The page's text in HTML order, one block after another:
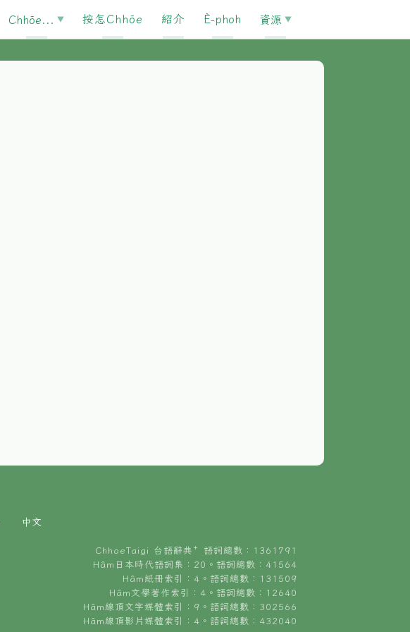
Chhōe... 按怎Chhōe 紹介 È-phoh 資源
中文
ChhoeTaigi 台語辭典⁺ 語詞總數：1361791
Hâm日本時代語詞集：20。語詞總數：41564
Hâm紙冊索引：4。語詞總數：131509
Hâm文學著作索引：4。語詞總數：12640
Hâm線頂文字媒體索引：9。語詞總數：302566
Hâm線頂影片媒體索引：4。語詞總數：432040